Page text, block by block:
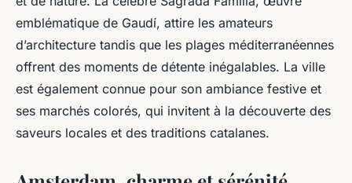
emblématique de Gaudí, attire les amateurs
d’architecture tandis que les plages méditerranéennes
offrent des moments de détente inégalables. La ville
est également connue pour son ambiance festive et
ses marchés colorés, qui invitent à la découverte des
saveurs locales et des traditions catalanes.